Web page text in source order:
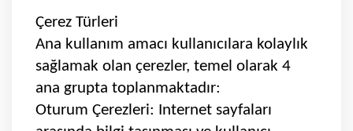
Çerez Türleri
Ana kullanım amacı kullanıcılara kolaylık
sağlamak olan çerezler, temel olarak 4
ana grupta toplanmaktadır:
Oturum Çerezleri: Internet sayfaları